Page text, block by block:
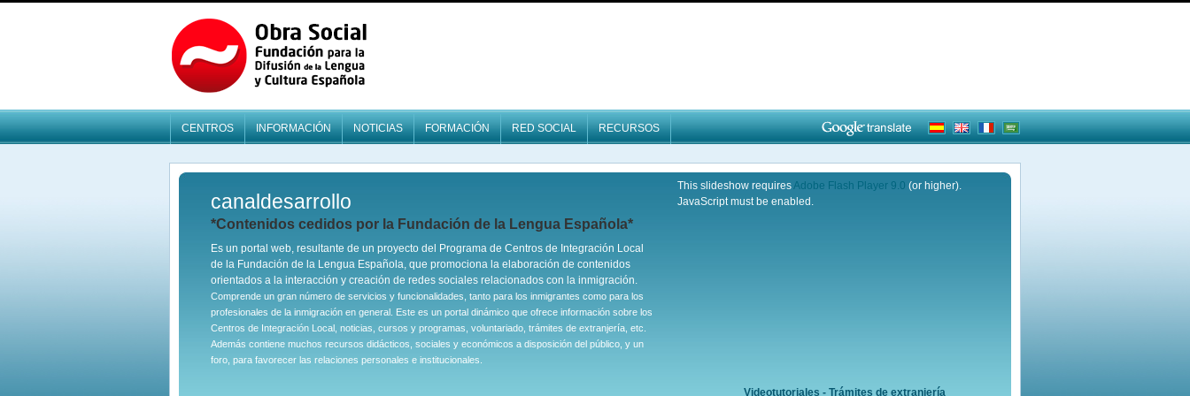
CENTROS INFORMACIÓN NOTICIAS FORMACIÓN RED SOCIAL RECURSOS
This slideshow requires Adobe Flash Player 9.0 (or higher).
JavaScript must be enabled.
Videotutoriales - Trámites de extranjería
canaldesarrollo
*Contenidos cedidos por la Fundación de la Lengua Española*
Es un portal web, resultante de un proyecto del Programa de Centros de Integración Local
de la Fundación de la Lengua Española, que promociona la elaboración de contenidos
orientados a la interacción y creación de redes sociales relacionados con la inmigración.
Comprende un gran número de servicios y funcionalidades, tanto para los inmigrantes como para los
profesionales de la inmigración en general. Este es un portal dinámico que ofrece información sobre los
Centros de Integración Local, noticias, cursos y programas, voluntariado, trámites de extranjería, etc.
Además contiene muchos recursos didácticos, sociales y económicos a disposición del público, y un
foro, para favorecer las relaciones personales e institucionales.